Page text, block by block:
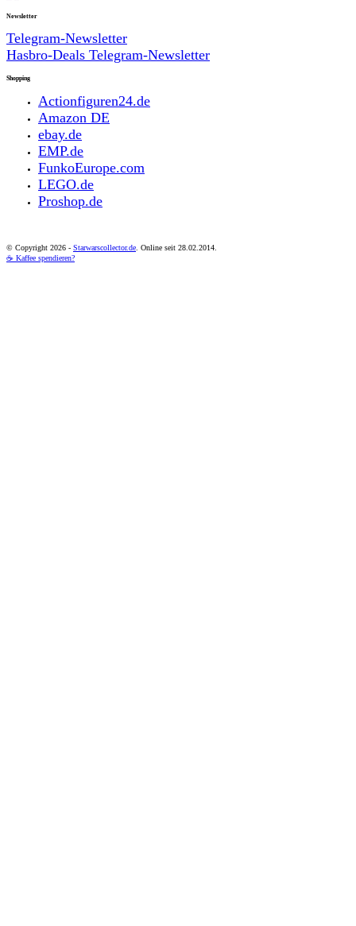
Newsletter
Telegram-Newsletter
Hasbro-Deals Telegram-Newsletter
Shopping
Actionfiguren24.de
Amazon DE
ebay.de
EMP.de
FunkoEurope.com
LEGO.de
Proshop.de
© Copyright 2026 - Starwarscollector.de . Online seit 28.02.2014.
☕ Kaffee spendieren?